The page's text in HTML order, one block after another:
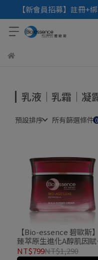
【新會員招募】註冊+
乳液｜乳霜｜凝
預設排序 所有篩選條件
【Bio-essence 碧歐斯】
臻萃原生進化A醇肌因賦
霜45g
NT$799NT$1,290